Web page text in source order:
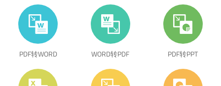
PDF转WORD WORD转PDF PDF转PPT